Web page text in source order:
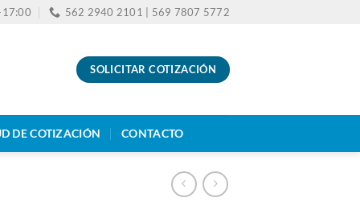
17:00 562 2940 2101 | 569 7807 5772
SOLICITAR COTIZACIÓN
DE COTIZACIÓN CONTACTO